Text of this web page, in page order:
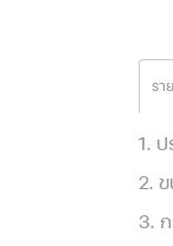
รา
1.
2.
3.